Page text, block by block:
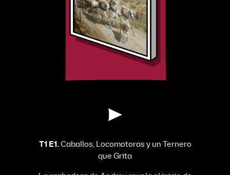
T1 E1.Caballos, Locomotoras y un Ternero
que Grita